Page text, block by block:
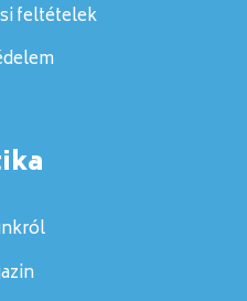
feltételek